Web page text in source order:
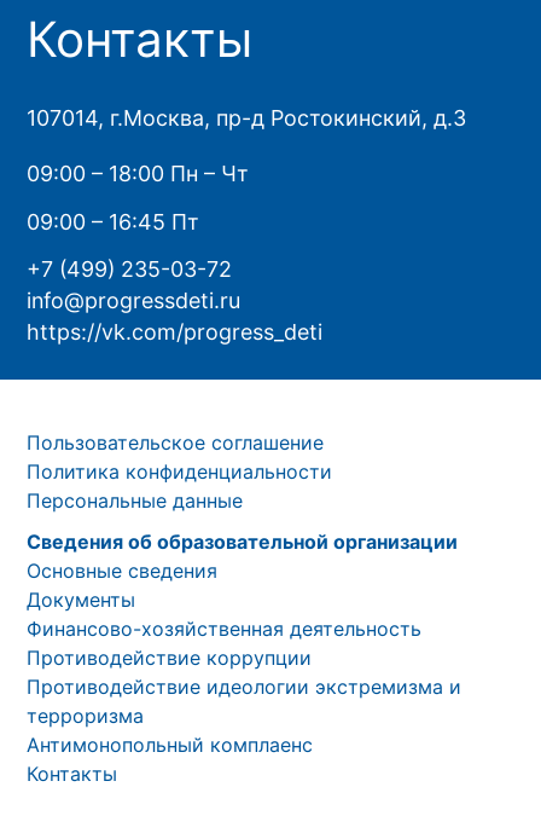
Контакты
107014, г.Москва, пр-д Ростокинский, д.3
09:00 – 18:00 Пн – Чт
09:00 – 16:45 Пт
+7 (499) 235-03-72
info@progressdeti.ru
https://vk.com/progress_deti
Пользовательское соглашение
Политика конфиденциальности
Персональные данные
Сведения об образовательной организации
Основные сведения
Документы
Финансово-хозяйственная деятельность
Противодействие коррупции
Противодействие идеологии экстремизма и
терроризма
Антимонопольный комплаенс
Контакты